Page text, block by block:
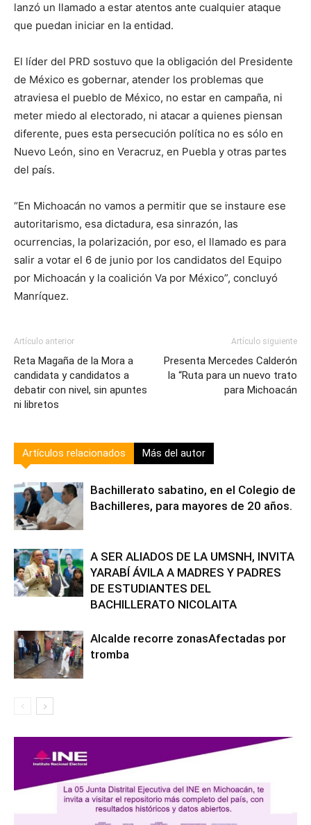
lanzó un llamado a estar atentos ante cualquier ataque
que puedan iniciar en la entidad.
El líder del PRD sostuvo que la obligación del Presidente
de México es gobernar, atender los problemas que
atraviesa el pueblo de México, no estar en campaña, ni
meter miedo al electorado, ni atacar a quienes piensan
diferente, pues esta persecución política no es sólo en
Nuevo León, sino en Veracruz, en Puebla y otras partes
del país.
“En Michoacán no vamos a permitir que se instaure ese
autoritarismo, esa dictadura, esa sinrazón, las
ocurrencias, la polarización, por eso, el llamado es para
salir a votar el 6 de junio por los candidatos del Equipo
por Michoacán y la coalición Va por México”, concluyó
Manríquez.
Artículo anterior
Reta Magaña de la Mora a
candidata y candidatos a
debatir con nivel, sin apuntes
ni libretos
Artículo siguiente
Presenta Mercedes Calderón
la “Ruta para un nuevo trato
para Michoacán
Artículos relacionados Más del autor
Bachillerato sabatino, en el Colegio de
Bachilleres, para mayores de 20 años.
A SER ALIADOS DE LA UMSNH, INVITA
YARABÍ ÁVILA A MADRES Y PADRES
DE ESTUDIANTES DEL
BACHILLERATO NICOLAITA
Alcalde recorre zonasAfectadas por
tromba